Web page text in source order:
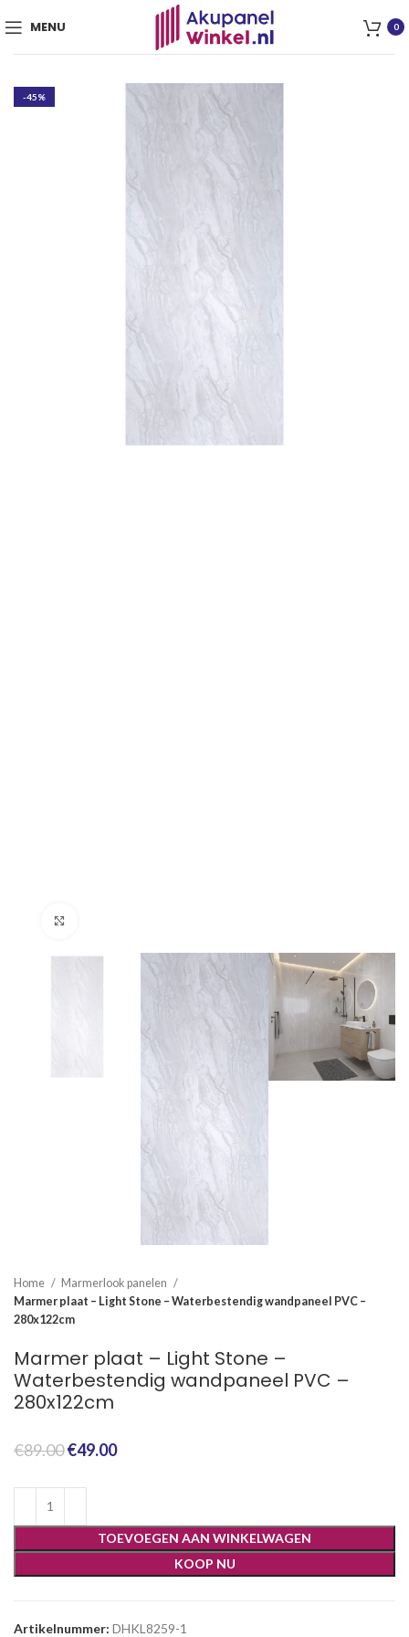
MENU 0
-45%
Home
Marmerlook panelen
Marmer plaat – Light Stone – Waterbestendig wandpaneel PVC –
280x122cm
Marmer plaat – Light Stone –
Waterbestendig wandpaneel PVC –
280x122cm
€89.00Oorspronkelijke
was:
€49.00Huidige
TOEVOEGEN AAN WINKELWAGEN
KOOP NU
Artikelnummer: DHKL8259-1